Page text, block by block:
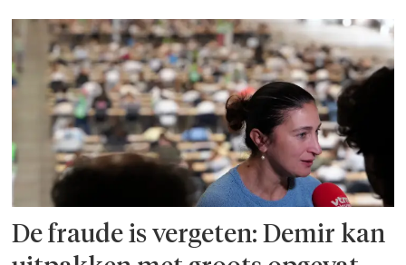
De fraude is vergeten: Demir kan